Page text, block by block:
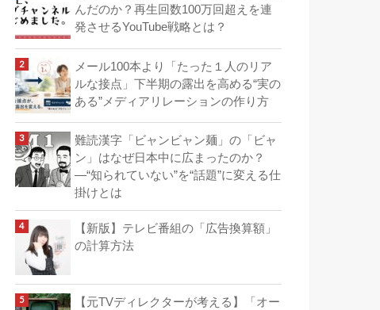
んだのか？再生回数100万回超えを連
発させるYouTube戦略とは？
メール100本より「たった１人のリア
ルな接点」下半期の露出を高める“実の
ある”メディアリレーションの作り方
難読漢字「ビャンビャン麺」の「ビャ
ン」はなぜ日本中に広まったのか？
―“知られていない”を“話題”に変える仕
掛けとは
【新版】テレビ番組の「広告換算額」
の計算方法
【元TVディレクターが考える】「オー